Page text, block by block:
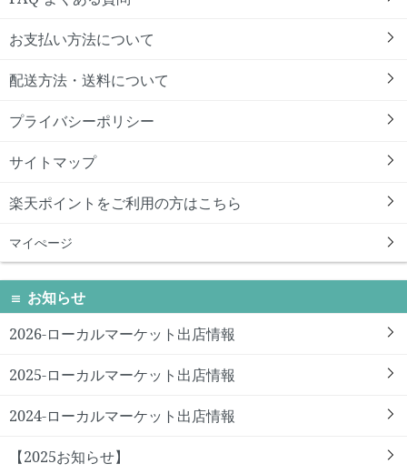
お支払い方法について
配送方法・送料について
プライバシーポリシー
サイトマップ
楽天ポイントをご利用の方はこちら
マイぺージ
お知らせ
2026-ローカルマーケット出店情報
2025-ローカルマーケット出店情報
2024-ローカルマーケット出店情報
【2025お知らせ】